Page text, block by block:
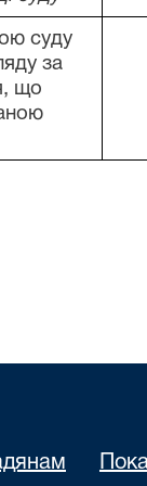
суду
за
що